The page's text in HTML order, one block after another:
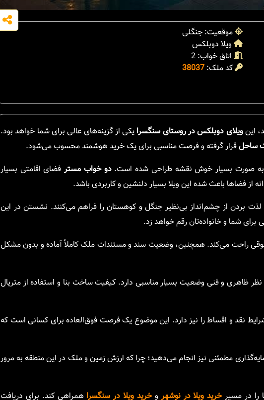
موقعیت: جنگلی
ویلا دوبلکس
اتاق خواب: 2
کد ملک: 38037
اینویلای دوبلکس در روستای سنگسرا یکی از گزینه‌های عالی برای شما خواهد بود.
ساحلقرار گرفته و فرصت مناسبی برای یک خرید هوشمند محسوب می‌شود.
به صورت بسیار خوش نقشه طراحی شده است.دو خواب مسترفضای اقامتی بسیار
از فضاها باعث شده این ویلا بسیار دلنشین و کاربردی باشد.
بردن از چشم‌انداز بی‌نظیر جنگل و کوهستان را فراهم می‌کنند. نشستن در این
شما و خانواده‌تان رقم خواهد زد.
راحت می‌کند. همچنین، وضعیت سند و مستندات ملک کاملاً آماده و بدون مشکل
ظاهری و فنی وضعیت بسیار مناسبی دارد. کیفیت ساخت بنا و استفاده از متریال
نقد و اقساط را نیز دارد. این موضوع یک فرصت فوق‌العاده برای کسانی است که
مطمئنی نیز انجام می‌دهید؛ چرا که ارزش زمین و ملک در این منطقه به مرور
را در مسیرخرید ویلا در نوشهر وخرید ویلا در سنگسرا همراهی کند. برای دریافت